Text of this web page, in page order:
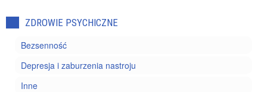
ZDROWIE PSYCHICZNE
Bezsenność
Depresja i zaburzenia nastroju
Inne